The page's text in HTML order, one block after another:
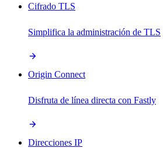
Cifrado TLS
Simplifica la administración de TLS
Origin Connect
Disfruta de línea directa con Fastly
Direcciones IP